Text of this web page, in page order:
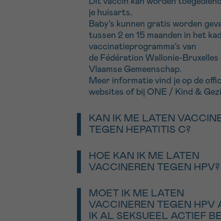
je huisarts.
Baby’s kunnen gratis worden
tussen 2 en 15 maanden in het
vaccinatieprogramma’s van
de Fédération Wallonie-Bruxelles
Vlaamse Gemeenschap.
Meer informatie vind je op de
websites of bij ONE / Kind &
KAN IK ME LATEN
TEGEN HEPATITIS C?
Er bestaat momenteel geen
vaccin tegen hepatitis C.
hepatitis C-infectie kunnen
HOE KAN IK ME LATEN
VACCINEREN TEGEN HPV?
jehuisarts
In het kader van de
van de beide Gemeenschappen
MOET IK ME LATEN
VACCINEREN TEGEN HPV
IK AL SEKSUEEL ACTIEF